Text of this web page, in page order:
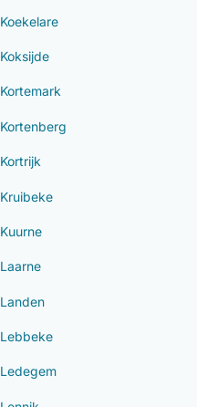
Koekelare
Koksijde
Kortemark
Kortenberg
Kortrijk
Kruibeke
Kuurne
Laarne
Landen
Lebbeke
Ledegem